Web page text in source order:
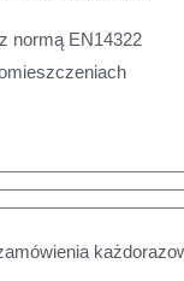
normą EN14322